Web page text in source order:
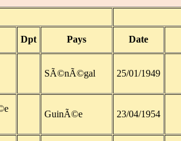
Dpt Pays Date
SÃ©nÃ©gal 25/01/1949
GuinÃ©e 23/04/1954